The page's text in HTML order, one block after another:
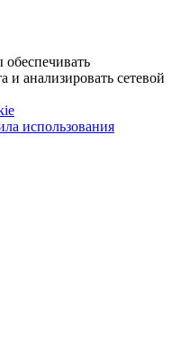
и анализировать сетевой
использования